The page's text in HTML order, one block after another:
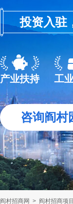
投资入驻
产业扶持 工
咨询阎村
阎村招商网 > 阎村招商项目